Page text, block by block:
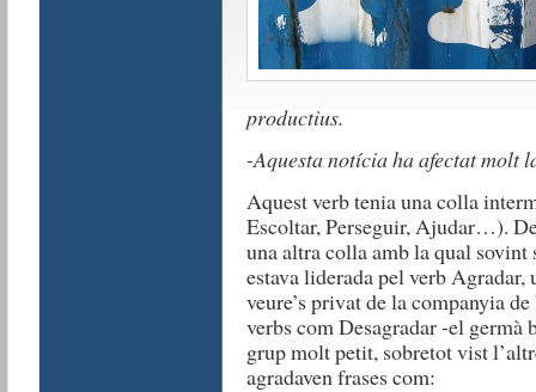
productius.
-Aquesta notícia ha afectat molt
Aquest verb tenia una colla
Escoltar, Perseguir, Ajudar…). De
una altra colla amb la qual sovint
estava liderada pel verb
veure’s privat de la companyia
verbs com Desagradar -el
grup molt petit, sobretot vist
agradaven frases com: